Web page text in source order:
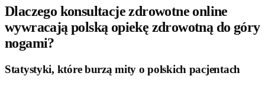
Dlaczego konsultacje zdrowotne online
wywracają polską opiekę zdrowotną do góry
nogami?
Statystyki, które burzą mity o polskich pacjentach